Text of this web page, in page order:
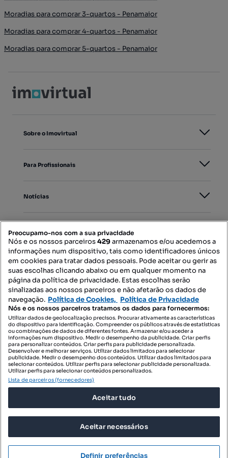
Moradias para comprar 3-quartos - Penamaior
Moradias para comprar 4-quartos - Penamaior
Moradias para comprar 5-quartos - Penamaior
Sobre o Imovirtual
Para Profissionais
Notícias
Mapa do Site
Contacte-nos
SIGA-NOS:
DESCARREGAR NA:
© 2026 Imovirtual.com, OLX Portugal, S.A.
TERMOS DE UTILIZAÇÃO
POLÍTICA DE PRIVACIDADE
Preocupamo-nos com a sua privacidade
Nós e os nossos parceiros429armazenamos e/ou acedemos a
informações num dispositivo, tais como identificadores únicos
em cookies para tratar dados pessoais. Pode aceitar ou gerir as
suas escolhas clicando abaixo ou em qualquer momento na
página da política de privacidade. Estas escolhas serão
sinalizadas aos nossos parceiros e não afetarão os dados de
navegação. Política de Cookies, Política de Privacidade
Nós e os nossos parceiros tratamos os dados para fornecermos:
Utilizar dados de geolocalização precisos. Procurar ativamente as características
do dispositivo para identificação. Compreender os públicos através de estatísticas
ou combinações de dados de diferentes fontes. Armazenar e/ou aceder a
informações num dispositivo. Medir o desempenho da publicidade. Criar perfis
para personalizar conteúdos. Criar perfis para publicidade personalizada.
Desenvolver e melhorar serviços. Utilizar dados limitados para selecionar
publicidade. Medir o desempenho dos conteúdos. Utilizar dados limitados para
selecionar conteúdos. Utilizar perfis para selecionar publicidade personalizada.
Utilizar perfis para selecionar conteúdos personalizados.
Lista de parceiros (fornecedores)
Aceitar tudo
Aceitar necessários
Definir preferências